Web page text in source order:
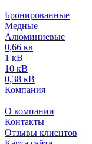
Бронированные
Медные
Алюминиевые
0,66 кв
1 кВ
10 кВ
0,38 кВ
Компания
О компании
Контакты
Отзывы клиентов